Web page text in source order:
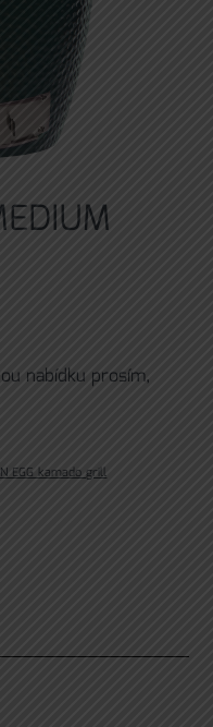
nabídku prosím,
EGG kamado grill